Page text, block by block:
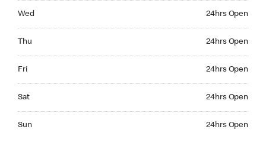
Wed 24hrs Open
Thu 24hrs Open
Fri 24hrs Open
Sat 24hrs Open
Sun 24hrs Open